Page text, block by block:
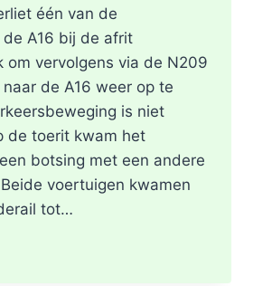
één van de
A16 bij de afrit
om vervolgens via de N209
de A16 weer op te
is niet
de toerit kwam het
botsing met een andere
voertuigen kwamen
tot…